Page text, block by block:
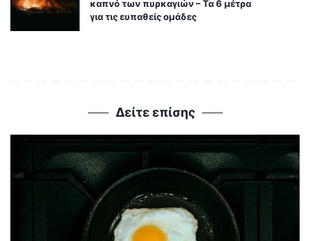
καπνό των πυρκαγιών – Τα 6 μέτρα
για τις ευπαθείς ομάδες
Δείτε επίσης